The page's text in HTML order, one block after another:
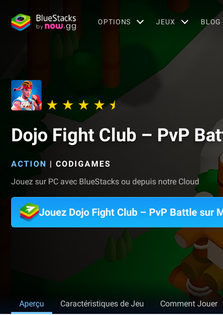
OPTIONS JEUX BLOG
Dojo Fight Club – PvP
ACTION | CODIGAMES
Jouez sur PC avec BlueStacks ou depuis notre Cloud
Jouez Dojo Fight Club – PvP Battle sur
Aperçu Caractéristiques de Jeu Comment Jouer